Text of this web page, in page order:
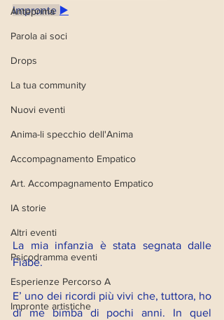
Anteprima
Parola ai soci
Drops
La tua community
Nuovi eventi
Anima-li specchio dell'Anima
Accompagnamento Empatico
Art. Accompagnamento Empatico
IA storie
Altri eventi
Psicodramma eventi
Esperienze Percorso A
Impronte artistiche
Impronte ▶️
La mia infanzia è stata segnata dalle
Fiabe.
E’ uno dei ricordi più vivi che, tuttora, ho
di me bimba di pochi anni. In quel